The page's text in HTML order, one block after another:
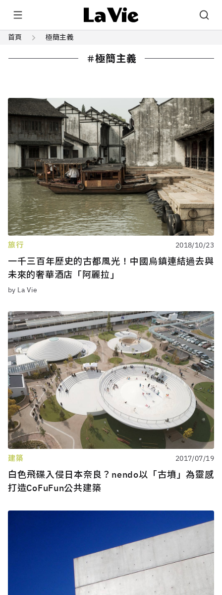
首頁 極簡主義
極簡主義
旅行 2018/10/23
一千三百年歷史的古都風光！中國烏鎮連結過去與
未來的奢華酒店「阿麗拉」
by La Vie
建築 2017/07/19
白色飛碟入侵日本奈良？nendo以「古墳」為靈感
打造CoFuFun公共建築